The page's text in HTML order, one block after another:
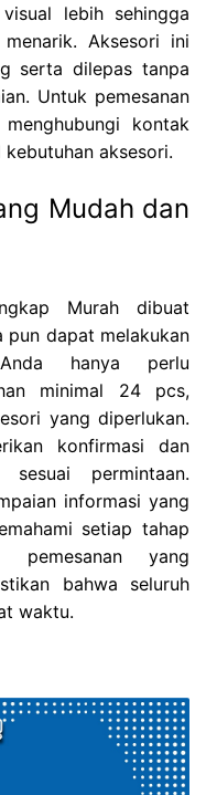
lebih sehingga
Aksesori ini
serta dilepas tanpa
Untuk pemesanan
kontak
aksesori.
Mudah dan
Murah dibuat
pun dapat melakukan
hanya perlu
minimal 24 pcs,
yang diperlukan.
konfirmasi dan
sesuai permintaan.
informasi yang
setiap tahap
pemesanan yang
bahwa seluruh
waktu.